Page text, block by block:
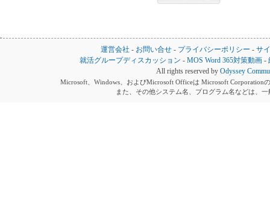
運営会社 - お問い合せ - プライバシーポリシー - サ
就活グループディスカッション -MOS Word 365対策動画 -
All rights reserved by Odyssey
Microsoft、Windows、およびMicrosoft Officeは Microsoft Corporation
また、その他システム名、プログラム名などは、